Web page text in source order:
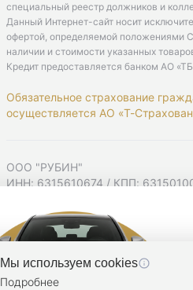
специальный реестр должников и
Данный Интернет-сайт носит
офертой, определяемой положениями
наличии и стоимости указанных
Кредит предоставляется банком АО
Обязательное страхование
осуществляется АО «Т-
ООО "РУБИН"
ИНН: 6315610674 / КПП:
Согласие на рекламную рассылку
Политика конфиденциальности
Мы используем cookies
Подробнее